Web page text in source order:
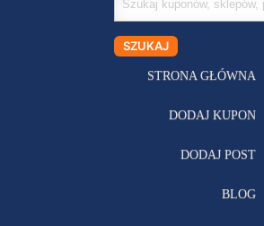
SZUKAJ
STRONA GŁÓWNA
DODAJ KUPON
DODAJ POST
BLOG